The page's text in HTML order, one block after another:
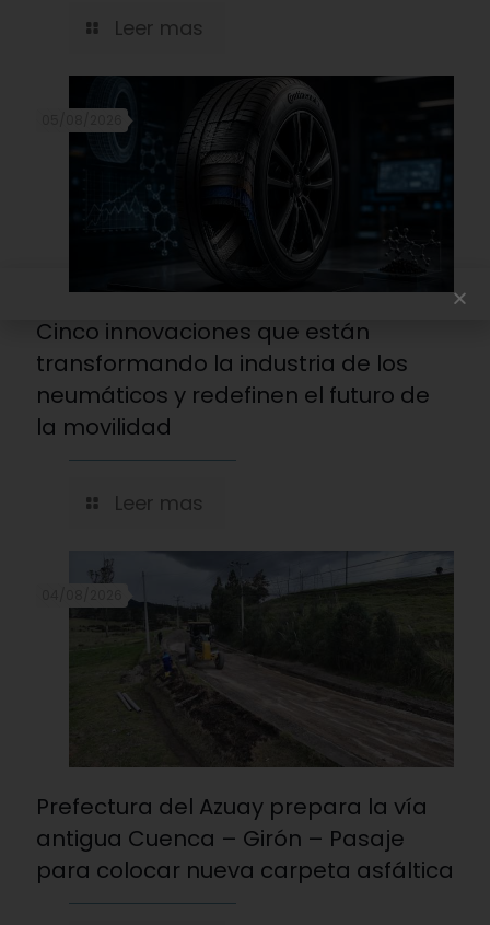
Leer mas
Cinco innovaciones que están
transformando la industria de los
neumáticos y redefinen el futuro de
la movilidad
Leer mas
Prefectura del Azuay prepara la vía
antigua Cuenca – Girón – Pasaje
para colocar nueva carpeta asfáltica